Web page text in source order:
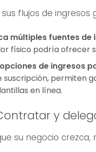
flujos de
múltiples fuentes de
físico podría ofrecer
de ingresos
suscripción, permiten
en línea.
y
su negocio